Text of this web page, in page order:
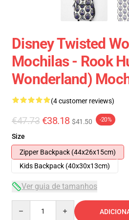
Disney Twisted
Mochilas - Rook
Wonderland)
(4 customer reviews)
€47.73 €38.18 $41.50 -20%
Size
Zipper Backpack (44x26x15cm)
Kids Backpack (40x30x13cm)
Ver guia de tamanhos